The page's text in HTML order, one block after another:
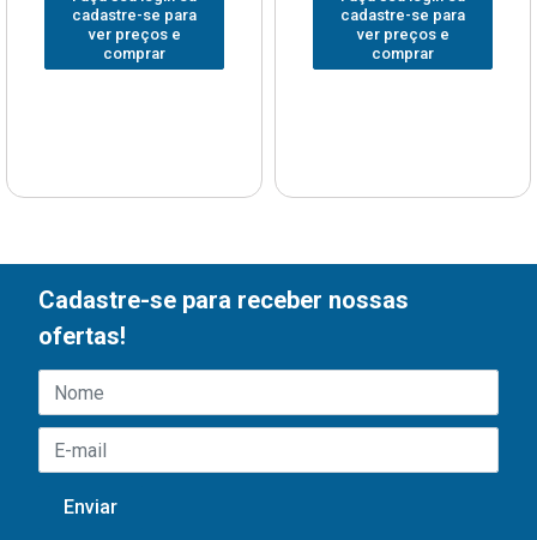
cadastre-se para
ver preços e
comprar
cadastre-se para
ver preços e
comprar
Cadastre-se para receber nossas
ofertas!